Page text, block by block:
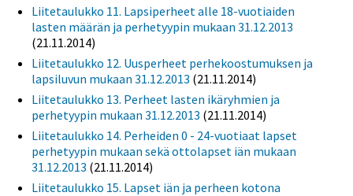
Liitetaulukko 11. Lapsiperheet alle 18-vuotiaiden
lasten määrän ja perhetyypin mukaan 31.12.2013
(21.11.2014)
Liitetaulukko 12. Uusperheet perhekoostumuksen ja
lapsiluvun mukaan 31.12.2013 (21.11.2014)
Liitetaulukko 13. Perheet lasten ikäryhmien ja
perhetyypin mukaan 31.12.2013 (21.11.2014)
Liitetaulukko 14. Perheiden 0 - 24-vuotiaat lapset
perhetyypin mukaan sekä ottolapset iän mukaan
31.12.2013 (21.11.2014)
Liitetaulukko 15. Lapset iän ja perheen kotona